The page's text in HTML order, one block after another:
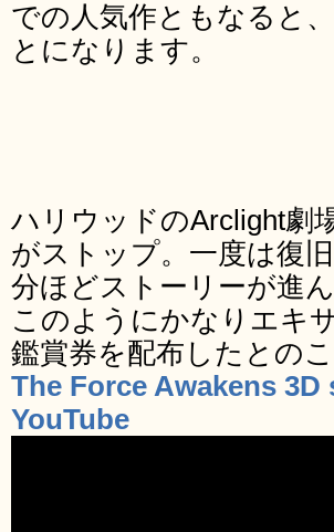
での人気作ともなると
とになります。
ハリウッドのArclight劇
がストップ。一度は復
分ほどストーリーが進
このようにかなりエキ
鑑賞券を配布したとのこ
The Force Awakens
YouTube